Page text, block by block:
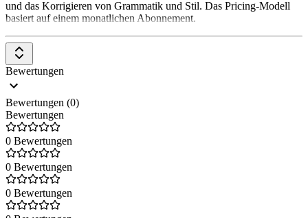
und das Korrigieren von Grammatik und Stil. Das Pricing-Modell
basiert auf einem monatlichen Abonnement.
Bewertungen
Bewertungen (0)
Bewertungen
0 Bewertungen
0 Bewertungen
0 Bewertungen